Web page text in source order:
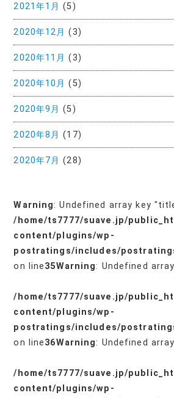
2021年1月 (5)
2020年12月 (3)
2020年11月 (3)
2020年10月 (5)
2020年9月 (5)
2020年8月 (17)
2020年7月 (28)
Warning: Undefined array key
/home/ts7777/suave.jp/
content/plugins/wp-
postratings/includes/
on line35Warning: Undefined
/home/ts7777/suave.jp/
content/plugins/wp-
postratings/includes/
on line36Warning: Undefined
/home/ts7777/suave.jp/
content/plugins/wp-